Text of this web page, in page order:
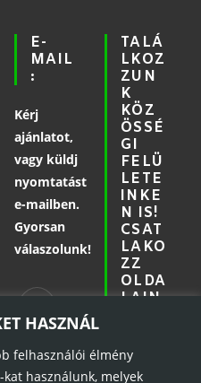
HASZNÁL
felhasználói élmény
használunk, melyek
E-
MAIL
:
Kérj
ajánlatot,
vagy küldj
nyomtatást
e-mailben.
Gyorsan
válaszolunk!
info@plazacopy.hu
TALÁ
LKOZ
ZUN
K
KÖZ
ÖSSÉ
GI
FELÜ
LETE
INKE
N IS!
CSAT
LAKO
ZZ
OLDA
LAIN